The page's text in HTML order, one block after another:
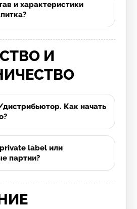
и характеристики
И
Как начать
label или
партии?